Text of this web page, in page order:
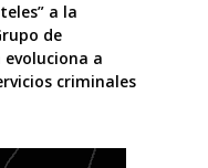
a la
de
evoluciona a
criminales